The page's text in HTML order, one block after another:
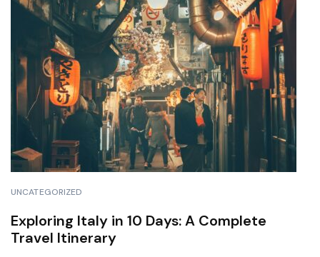
UNCATEGORIZED
Exploring Italy in 10 Days: A Complete
Travel Itinerary